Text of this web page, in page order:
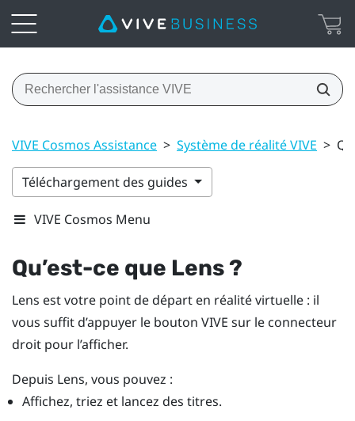
VIVE Cosmos Assistance > Système de réalité VIVE >
Téléchargement des guides
VIVE Cosmos Menu
Qu’est-ce que Lens?
Lens est votre point de départ en réalité virtuelle : il
vous suffit d’appuyer le bouton VIVE sur le connecteur
droit pour l’afficher.
Depuis Lens, vous pouvez :
Affichez, triez et lancez des titres.